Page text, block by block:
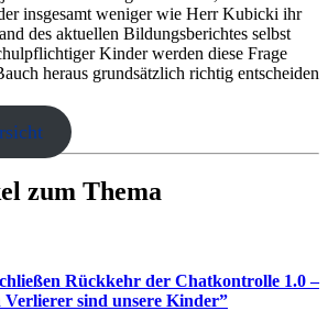
insgesamt weniger wie Herr Kubicki ihr
des aktuellen Bildungsberichtes selbst
Kinder werden diese Frage
heraus grundsätzlich richtig entscheiden
zum Thema
Rückkehr der Chatkontrolle 1.0 –
sind unsere Kinder”